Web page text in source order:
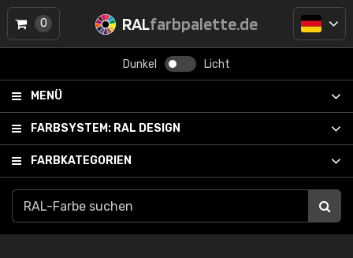
RALfarbpalette.de
Dunkel Licht
MENÜ
FARBSYSTEM: RAL DESIGN
FARBKATEGORIEN
0